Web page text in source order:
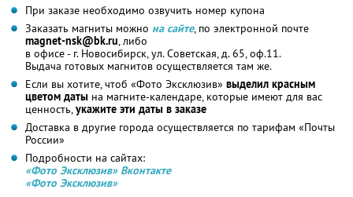
При заказе необходимо озвучить номер купона
Заказать магниты можно на сайте, по электронной почте
magnet-nsk@bk.ru, либо
в офисе - г. Новосибирск, ул. Советская, д. 65, оф.11.
Выдача готовых магнитов осуществляется там же.
Если вы хотите, чтоб «Фото Эксклюзив» выделил красным
цветом даты на магните-календаре, которые имеют для вас
ценность,укажите эти даты в заказе
Доставка в другие города осуществляется по тарифам «Почты
России»
Подробности на сайтах:
«Фото Эксклюзив» Вконтакте
«Фото Эксклюзив»